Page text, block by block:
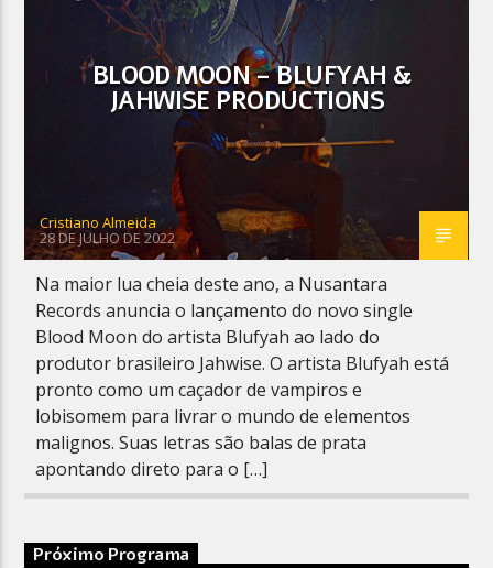
BLOOD MOON – BLUFYAH &
JAHWISE PRODUCTIONS
Cristiano Almeida
28 DE JULHO DE 2022
Na maior lua cheia deste ano, a Nusantara
Records anuncia o lançamento do novo single
Blood Moon do artista Blufyah ao lado do
produtor brasileiro Jahwise. O artista Blufyah está
pronto como um caçador de vampiros e
lobisomem para livrar o mundo de elementos
malignos. Suas letras são balas de prata
apontando direto para o […]
Próximo Programa